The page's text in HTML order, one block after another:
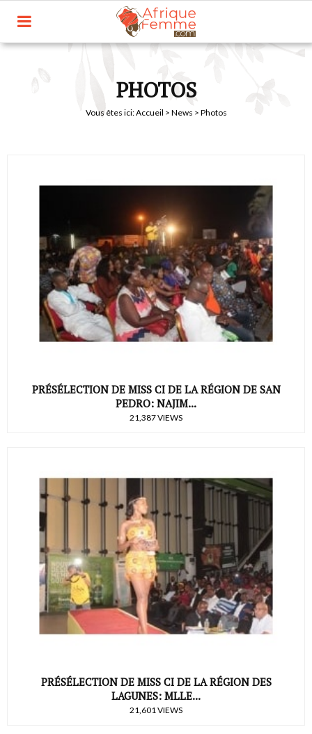
PHOTOS
Vous êtes ici:Accueil > News > Photos
PRÉSÉLECTION DE MISS CI DE LA RÉGION DE SAN
PEDRO: NAJIM...
21,387 VIEWS
PRÉSÉLECTION DE MISS CI DE LA RÉGION DES
LAGUNES: MLLE...
21,601 VIEWS